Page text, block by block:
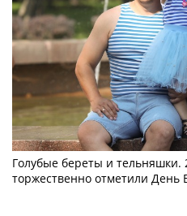
Голубые береты и тельняшки.
торжественно отметили День